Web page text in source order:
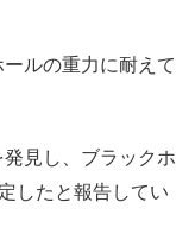
ルの重力に耐えて
見し、ブラックホ
したと報告してい